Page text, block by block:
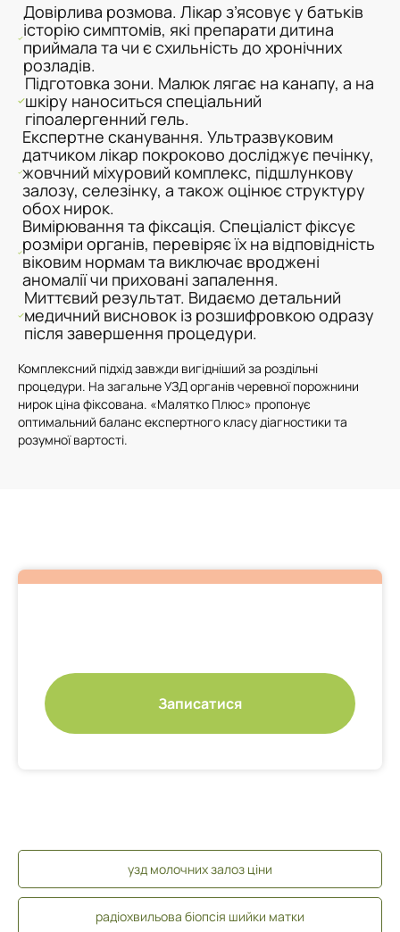
Довірлива розмова. Лікар з’ясовує у батьків
історію симптомів, які препарати дитина
приймала та чи є схильність до хронічних
розладів.
Підготовка зони. Малюк лягає на канапу, а на
шкіру наноситься спеціальний
гіпоалергенний гель.
Експертне сканування. Ультразвуковим
датчиком лікар покроково досліджує печінку,
жовчний міхуровий комплекс, підшлункову
залозу, селезінку, а також оцінює структуру
обох нирок.
Вимірювання та фіксація. Спеціаліст фіксує
розміри органів, перевіряє їх на відповідність
віковим нормам та виключає вроджені
аномалії чи приховані запалення.
Миттєвий результат. Видаємо детальний
медичний висновок із розшифровкою одразу
після завершення процедури.
Комплексний підхід завжди вигідніший за роздільні
процедури. На загальне УЗД органів черевної порожнини
нирок ціна фіксована. «Малятко Плюс» пропонує
оптимальний баланс експертного класу діагностики та
розумної вартості.
Записатися
узд молочних залоз ціни
радіохвильова біопсія шийки матки